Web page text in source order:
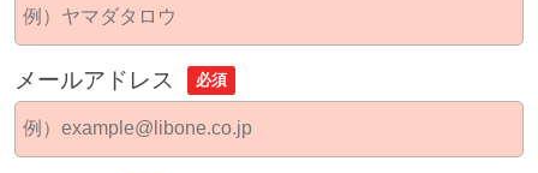
メールアドレス 必須